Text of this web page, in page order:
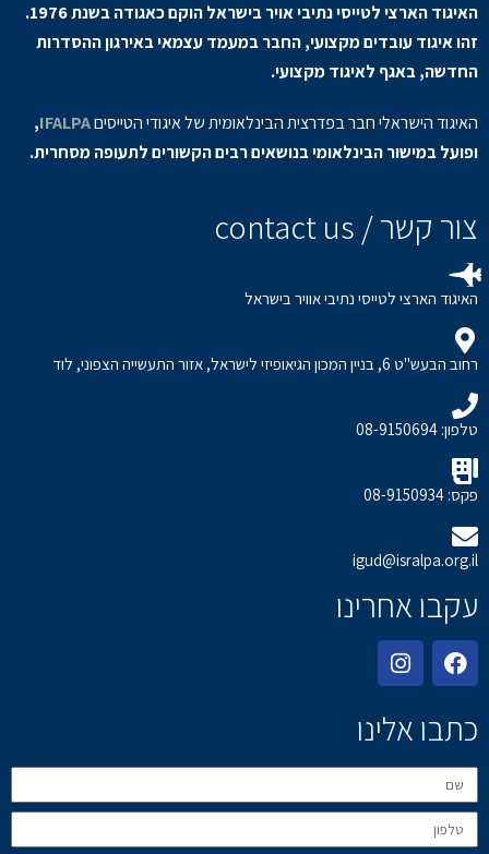
האיגוד הארצי לטייסי נתיבי אויר בישראל הוקם כאגודה בשנת 1976.
זהו איגוד עובדים מקצועי, החבר במעמד עצמאי באירגון ההסדרות
החדשה, באגף לאיגוד מקצועי.
האיגוד הישראלי חבר בפדרצית הבינלאומית של איגודי הטייסיםIFALPA
,
ופועל במישור הבינלאומי בנושאים רבים הקשורים לתעופה מסחרית.
צור קשר / contact us
האיגוד הארצי לטייסי נתיבי אוויר בישראל
רחוב הבעש"ט 6, בניין המכון הגיאופיזי לישראל, אזור התעשייה הצפוני, לוד
טלפון: 08-9150694
פקס: 08-9150934
igud@isralpa.org.il
עקבו אחרינו
כתבו אלינו